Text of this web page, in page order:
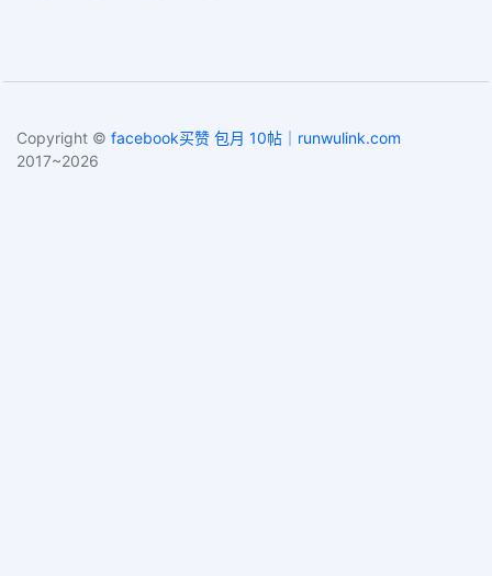
Copyright © facebook买赞 包月 10帖｜runwulink.com
2017~2026